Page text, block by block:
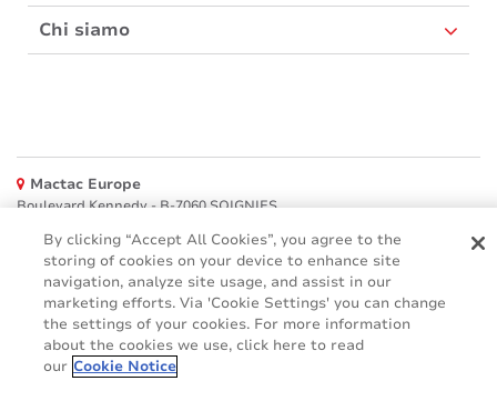
Chi siamo
Mactac Europe
Boulevard Kennedy - B-7060 SOIGNIES
Websites
Mactac creative awards
www.mactaccreativeawards.com
By clicking “Accept All Cookies”, you agree to the
storing of cookies on your device to enhance site
navigation, analyze site usage, and assist in our
marketing efforts. Via 'Cookie Settings' you can change
the settings of your cookies. For more information
about the cookies we use, click here to read
our Cookie Notice